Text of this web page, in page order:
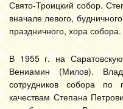
Свято-Троицкий собор.
вначале левого,
праздничного, хора собора.
В 1955 г. на
Вениамин (Милов).
сотрудников собора по
качествам Степана